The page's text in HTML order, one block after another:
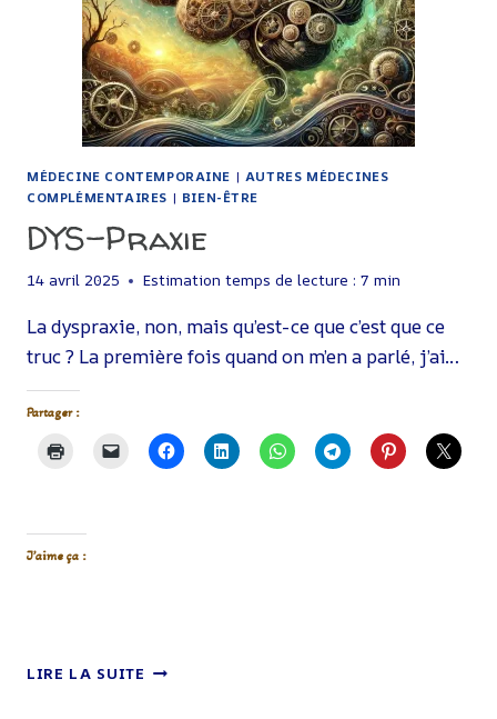
MÉDECINE CONTEMPORAINE | AUTRES MÉDECINES
COMPLÉMENTAIRES | BIEN-ÊTRE
DYS-Praxie
14 avril 2025 Estimation temps de lecture : 7 min
La dyspraxie, non, mais qu’est-ce que c’est que ce
truc ? La première fois quand on m’en a parlé, j’ai…
Partager :
J’aime ça :
LIRE LA SUITE DYS-